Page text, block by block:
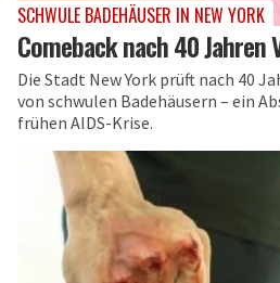
SCHWULE BADEHÄUSER IN NEW YORK
Comeback nach 40 Jahren
Die Stadt New York prüft nach 40
von schwulen Badehäusern – ein
frühen AIDS-Krise.